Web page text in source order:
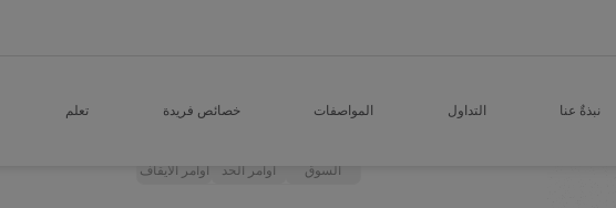
نبذةٌ عنا التداول المواصفات خصائص فريدة تعلم
السوق اوامر الحد اوامر الايقاف